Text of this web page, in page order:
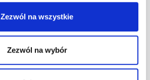
Zezwól na wszystkie
Zezwól na wybór